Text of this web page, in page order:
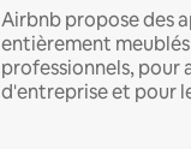
Airbnb propose des
entièrement
professionnels, pour
d'entreprise et pour